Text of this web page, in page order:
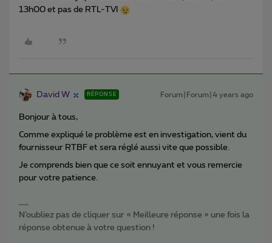
13h00 et pas de RTL-TVI
David W RÉPONSE Forum|Forum|4 years ago
Bonjour à tous,
Comme expliqué le problème est en investigation, vient du
fournisseur RTBF et sera réglé aussi vite que possible.
Je comprends bien que ce soit ennuyant et vous remercie
pour votre patience.
N’oubliez pas de cliquer sur « Meilleure réponse » une fois la
réponse obtenue à votre question !